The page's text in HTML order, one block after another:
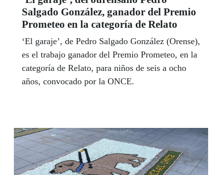
Salgado González, ganador del Premio
Prometeo en la categoría de Relato
‘El garaje’, de Pedro Salgado González (Orense),
es el trabajo ganador del Premio Prometeo, en la
categoría de Relato, para niños de seis a ocho
años, convocado por la ONCE.